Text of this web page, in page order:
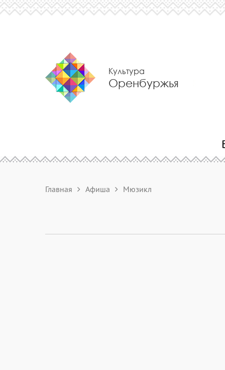
Культура
Оренбуржья
Главная Афиша Мюзикл